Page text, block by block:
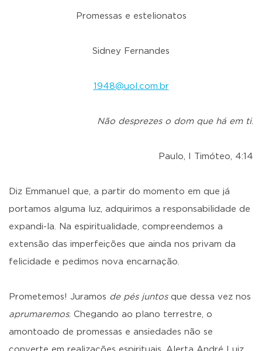
Promessas e estelionatos
Sidney Fernandes
1948@uol.com.br
Não desprezes o dom que há em ti.
Paulo, I Timóteo, 4:14
Diz Emmanuel que, a partir do momento em que já
portamos alguma luz, adquirimos a responsabilidade de
expandi-la. Na espiritualidade, compreendemos a
extensão das imperfeições que ainda nos privam da
felicidade e pedimos nova encarnação.
Prometemos! Juramos de pés juntosque dessa vez nos
aprumaremos. Chegando ao plano terrestre, o
amontoado de promessas e ansiedades não se